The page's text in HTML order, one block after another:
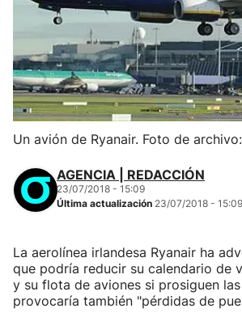
Un avión de Ryanair. Foto de
AGENCIA | REDACCIÓN
23/07/2018 - 15:09
Última actualización 23/07/2018 - 15:09
La aerolínea irlandesa Ryanair ha
que podría reducir su calendario de
y su flota de aviones si prosiguen
provocaría también "pérdidas de